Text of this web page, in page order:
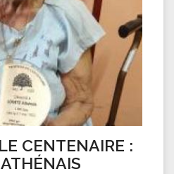
CENTENAIRE :